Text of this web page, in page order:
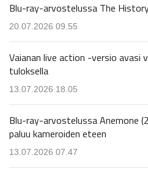
Blu-ray-arvostelussa The
20.07.2026 09.55
Vaianan live action -versio avasi
tuloksella
13.07.2026 18.05
Blu-ray-arvostelussa Anemone
paluu kameroiden eteen
13.07.2026 07.47